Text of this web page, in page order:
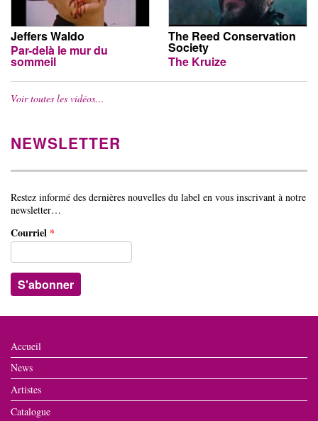
Jeffers Waldo
Par-delà le mur du
sommeil
The Reed Conservation
Society
The Kruize
Voir toutes les vidéos…
NEWSLETTER
Restez informé des dernières nouvelles du label en vous inscrivant à notre
newsletter…
Courriel *
Accueil
News
Artistes
Catalogue